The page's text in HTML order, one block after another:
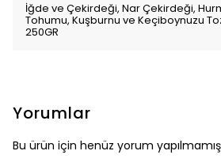
İğde ve Çekirdeği, Nar Çekirdeği,
Tohumu, Kuşburnu ve Keçiboynuzu
250GR
Yorumlar
Bu ürün için henüz yorum